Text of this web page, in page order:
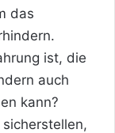
das
ist, die
auch
kann?